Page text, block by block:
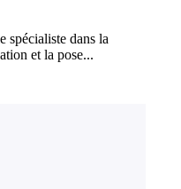
dans la
et la pose...